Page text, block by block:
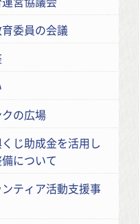
委員の会議
の広場
じ助成金を活用し
について
ティア活動支援事